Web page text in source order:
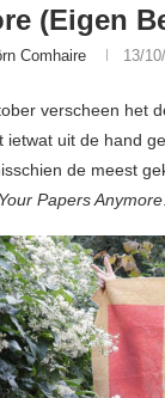
(Eigen
Comhaire 13/
verscheen het
ietwat uit de hand
de meest
Papers Anymore.